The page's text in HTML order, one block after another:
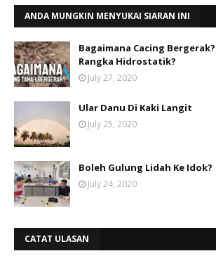
ANDA MUNGKIN MENYUKAI SIARAN INI
Bagaimana Cacing
Rangka Hidrostatik?
July 27, 2020
Ular Danu Di Kaki Langit
July 25, 2020
Boleh Gulung Lidah Ke Idok?
July 24, 2020
CATAT ULASAN